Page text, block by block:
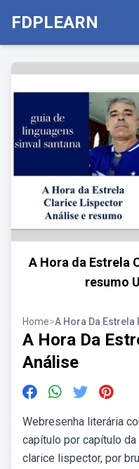
FDPLEARN
A Hora da Estrela
resumo
Home>A Hora Da Estrela
A Hora Da
Análise
Webresenha literária
capítulo por capítulo
clarice lispector, por